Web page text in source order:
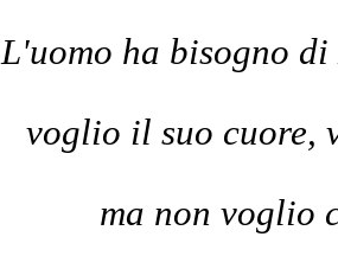
L'uomo ha bisogno
voglio il suo cuore,
ma non voglio